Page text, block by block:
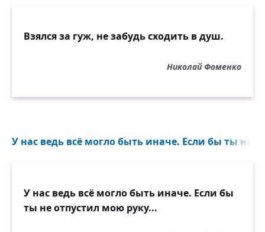
Взялся за гуж, не забудь сходить в душ.
Николай Фоменко
У нас ведь всё могло быть иначе. Если бы ты не
У нас ведь всё могло быть иначе. Если бы
ты не отпустил мою руку...